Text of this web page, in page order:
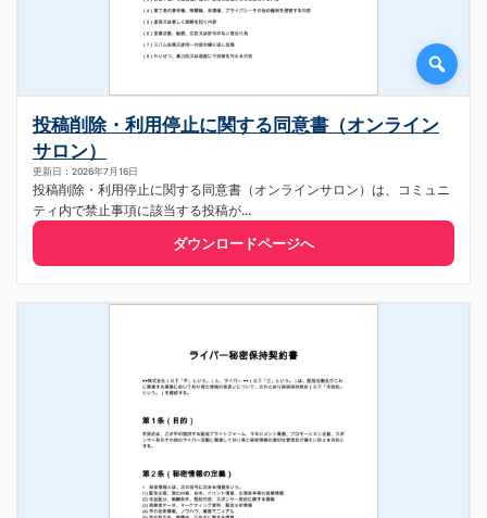
投稿削除・利用停止に関する同意書（オンライン
サロン）
更新日：2026年7月16日
投稿削除・利用停止に関する同意書（オンラインサロン）は、コミュニ
ティ内で禁止事項に該当する投稿が...
ダウンロードページへ